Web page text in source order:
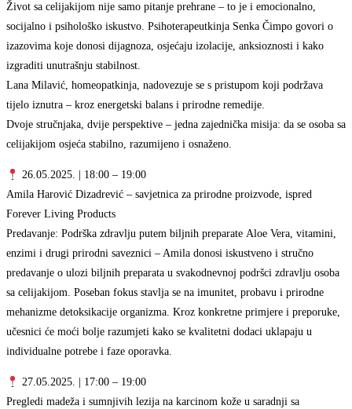
Život sa celijakijom nije samo pitanje prehrane – to je i emocionalno,
socijalno i psihološko iskustvo. Psihoterapeutkinja Senka Čimpo govori o
izazovima koje donosi dijagnoza, osjećaju izolacije, anksioznosti i kako
izgraditi unutrašnju stabilnost.
Lana Milavić, homeopatkinja, nadovezuje se s pristupom koji podržava
tijelo iznutra – kroz energetski balans i prirodne remedije.
Dvoje stručnjaka, dvije perspektive – jedna zajednička misija: da se osoba sa
celijakijom osjeća stabilno, razumijeno i osnaženo.
26.05.2025. | 18:00 – 19:00
Amila Harović Dizadrević – savjetnica za prirodne proizvode, ispred
Forever Living Products
Predavanje: Podrška zdravlju putem biljnih preparate Aloe Vera, vitamini,
enzimi i drugi prirodni saveznici – Amila donosi iskustveno i stručno
predavanje o ulozi biljnih preparata u svakodnevnoj podršci zdravlju osoba
sa celijakijom. Poseban fokus stavlja se na imunitet, probavu i prirodne
mehanizme detoksikacije organizma. Kroz konkretne primjere i preporuke,
učesnici će moći bolje razumjeti kako se kvalitetni dodaci uklapaju u
individualne potrebe i faze oporavka.
27.05.2025. | 17:00 – 19:00
Pregledi madeža i sumnjivih lezija na karcinom kože u saradnji sa